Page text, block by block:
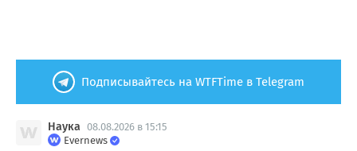
Подписывайтесь на WTFTime в Telegram
Наука 08.08.2026 в 15:15
Evernews